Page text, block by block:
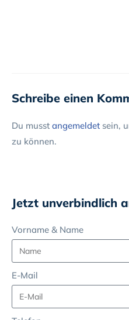
Schreibe einen
Du musst angemeldet sein,
zu können.
Jetzt unverbindlich
Vorname & Name
E-Mail